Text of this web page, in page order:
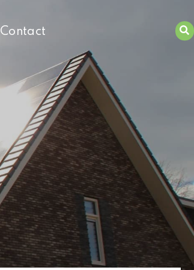
Contact